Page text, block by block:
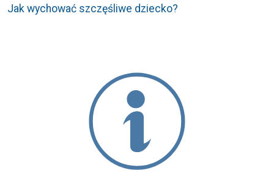
Jak wychować szczęśliwe dziecko?